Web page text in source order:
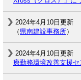
2024年4月10日更新
（ 県南建設事務所）
2024年4月10日更新
療勤務環境改善支援セ